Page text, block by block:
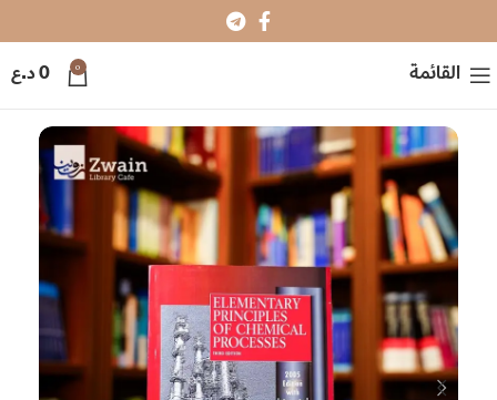
القائمة 0
0د.ع